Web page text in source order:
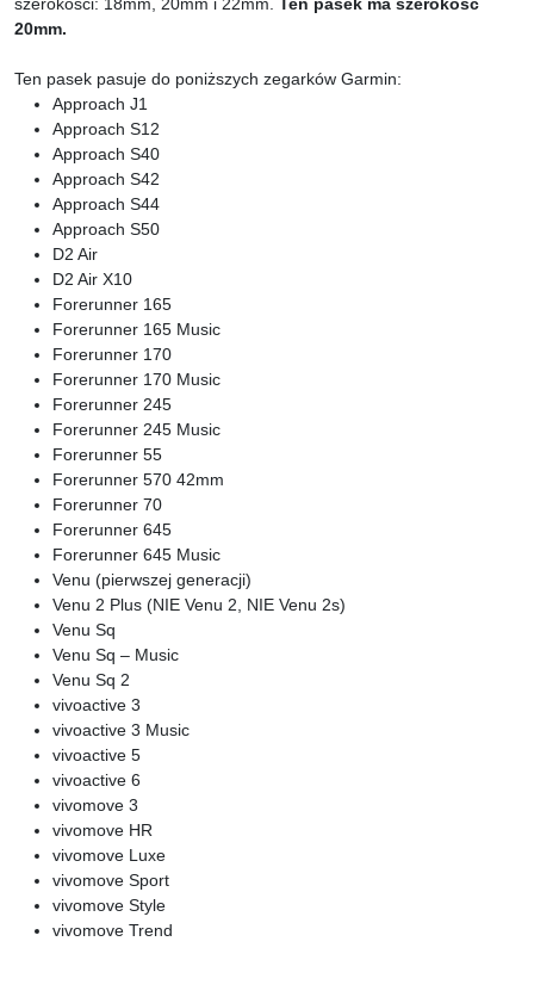
20mm.
Ten pasek pasuje do poniższych zegarków Garmin:
Approach J1
Approach S12
Approach S40
Approach S42
Approach S44
Approach S50
D2 Air
D2 Air X10
Forerunner 165
Forerunner 165 Music
Forerunner 170
Forerunner 170 Music
Forerunner 245
Forerunner 245 Music
Forerunner 55
Forerunner 570 42mm
Forerunner 70
Forerunner 645
Forerunner 645 Music
Venu (pierwszej generacji)
Venu 2 Plus (NIE Venu 2, NIE Venu 2s)
Venu Sq
Venu Sq – Music
Venu Sq 2
vivoactive 3
vivoactive 3 Music
vivoactive 5
vivoactive 6
vivomove 3
vivomove HR
vivomove Luxe
vivomove Sport
vivomove Style
vivomove Trend